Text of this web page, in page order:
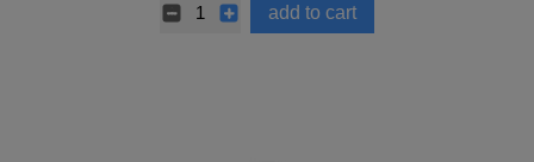
add to cart